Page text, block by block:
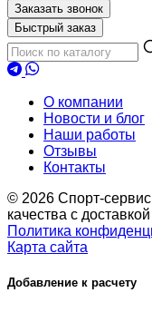
Заказать звонок
Быстрый заказ
О компании
Новости и блог
Наши работы
Отзывы
Контакты
© 2026 Спорт-
качества с
Политика
Карта сайта
Добавление к расчету